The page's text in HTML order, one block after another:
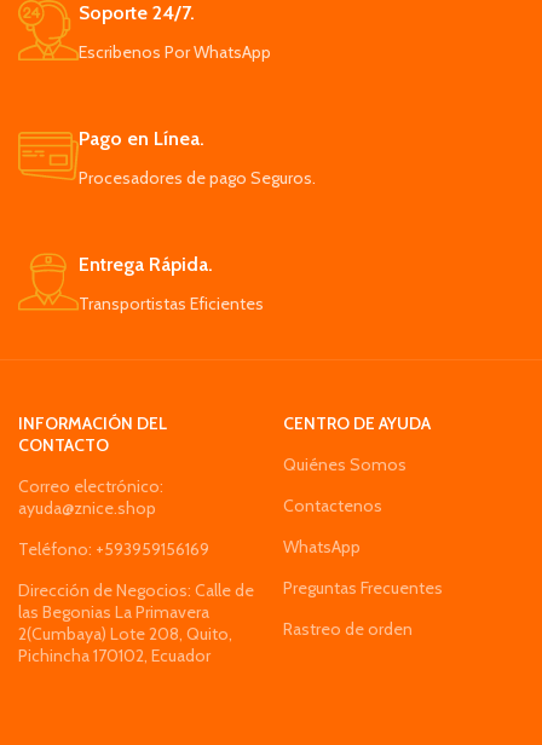
Soporte 24/7.
Escribenos Por WhatsApp
Pago en Línea.
Procesadores de pago Seguros.
Entrega Rápida.
Transportistas Eficientes
INFORMACIÓN DEL
CONTACTO
Correo electrónico:
ayuda@znice.shop
Teléfono: +593959156169
Dirección de Negocios: Calle de
las Begonias La Primavera
2(Cumbaya) Lote 208, Quito,
Pichincha 170102, Ecuador
CENTRO DE AYUDA
Quiénes Somos
Contactenos
WhatsApp
Preguntas Frecuentes
Rastreo de orden